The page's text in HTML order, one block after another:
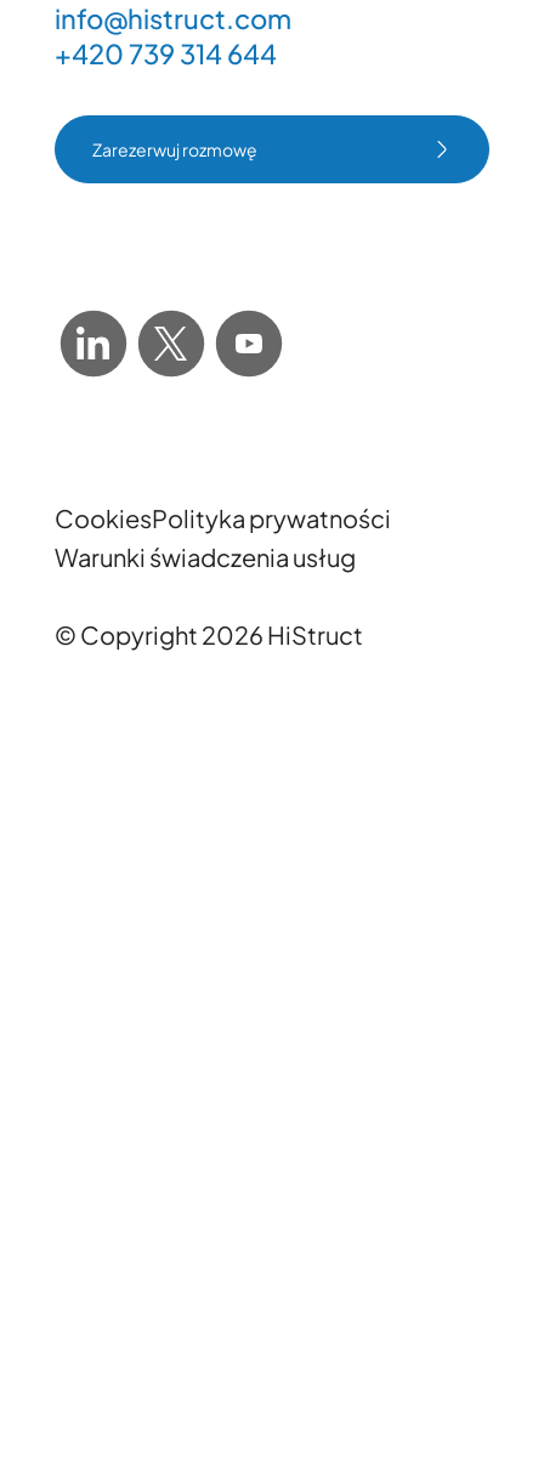
info@histruct.com
+420 739 314 644
Zarezerwuj rozmowę
Zarezerwuj rozmowę
CookiesPolityka prywatności
Warunki świadczenia usług
© Copyright 2026 HiStruct